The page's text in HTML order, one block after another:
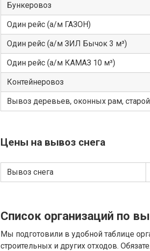
Бункеровоз
Один рейс (а/м ГАЗОН)
Один рейс (а/м ЗИЛ Бычок 3 м³)
Один рейс (а/м КАМАЗ 10 м³)
Контейнеровоз
Вывоз деревьев, оконных рам,
Цены на вывоз снега
Вывоз снега
Список организаций по
Мы подготовили в удобной таблице
строительных и других отходов.